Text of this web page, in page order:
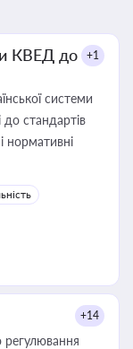
КВЕД до
+1
системи
до стандартів
нормативні
+14
регулювання